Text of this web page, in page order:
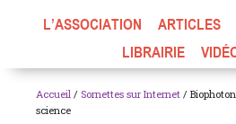
L’ASSOCIATION ARTICLES
LIBRAIRIE
Accueil / Sornettes sur Internet /
science